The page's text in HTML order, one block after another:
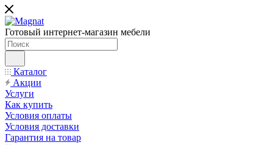
Готовый интернет-магазин мебели
Каталог
Акции
Услуги
Как купить
Условия оплаты
Условия доставки
Гарантия на товар